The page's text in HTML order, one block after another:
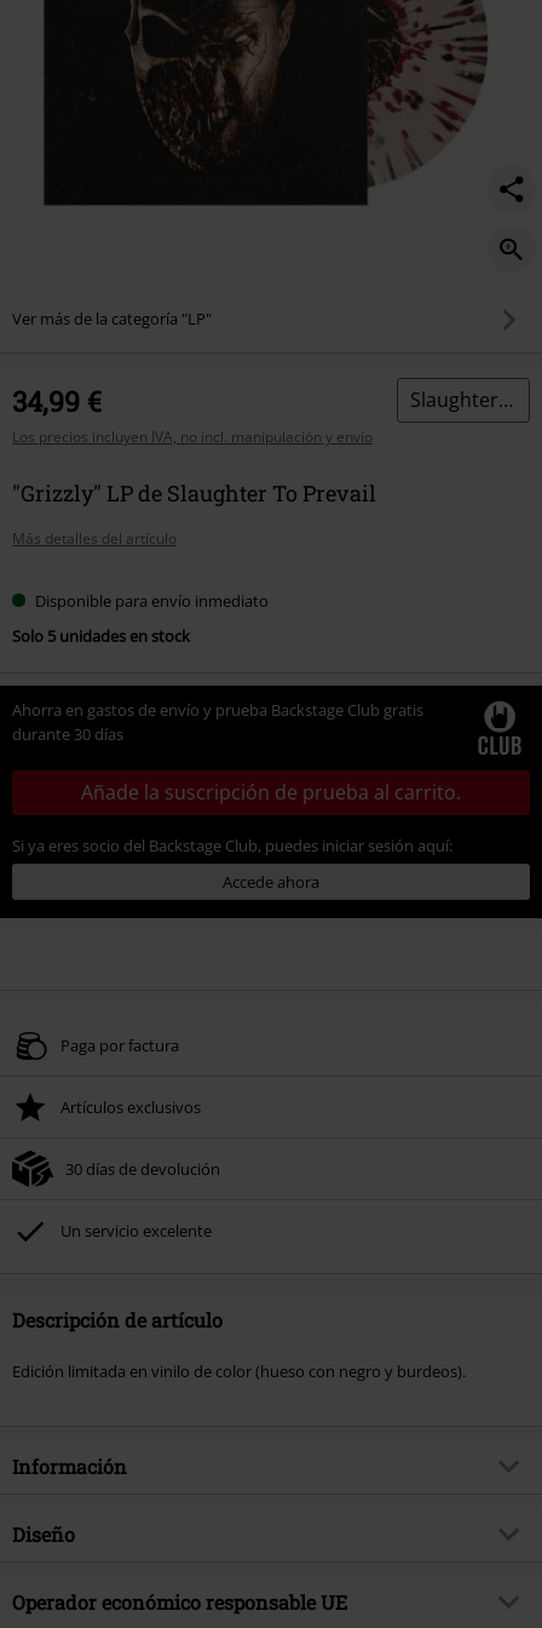
Ver más de la categoría "LP"
34,99 €
Los precios incluyen IVA, no incl. manipulación y envío
Slaughter To Prevail
"Grizzly" LP de Slaughter To Prevail
Más detalles del artículo
Disponible para envío inmediato
Solo 5 unidades en stock
Ahorra en gastos de envío y prueba Backstage Club gratis
durante 30 días
Añade la suscripción de prueba al carrito.
Si ya eres socio del Backstage Club, puedes iniciar sesión aquí:
Accede ahora
Paga por factura
Artículos exclusivos
30 días de devolución
Un servicio excelente
Descripción de artículo
Edición limitada en vinilo de color (hueso con negro y burdeos).
Información
Artículo no.
Género Musical
Deathcore
Diseño
Tipo de producto
LP
Operador económico responsable UE